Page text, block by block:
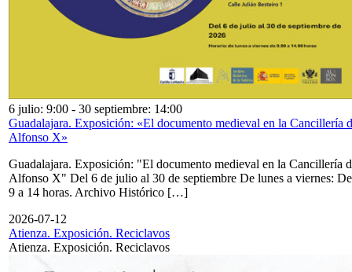
6 julio: 9:00 - 30 septiembre: 14:00
Guadalajara. Exposición: «El documento medieval en la Cancillería
Alfonso X»
Guadalajara. Exposición: "El documento medieval en la Cancillería
Alfonso X" Del 6 de julio al 30 de septiembre De lunes a viernes: De
9 a 14 horas. Archivo Histórico […]
2026-07-12
Atienza. Exposición. Reciclavos
Atienza. Exposición. Reciclavos